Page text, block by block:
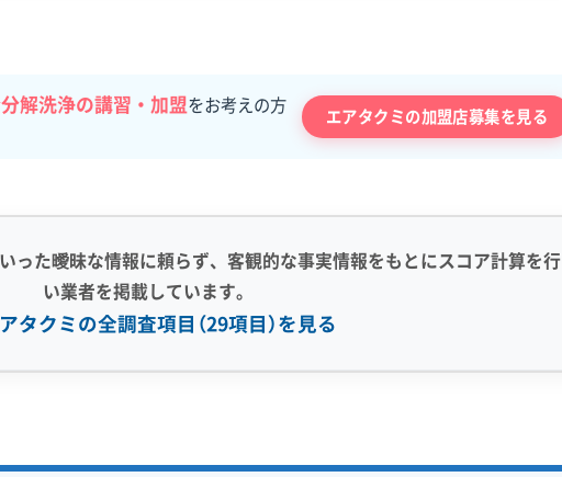
解洗浄の講習・加盟をお考えの方
エアタクミの加盟店募集を見る
った曖昧な情報に頼らず、客観的な事実情報をもとにスコア計算を行
い業者を掲載しています。
タクミの全調査項目（29項目）を見る
保証付き
アフターフォロー
定額料金 複数台割引
初回割引